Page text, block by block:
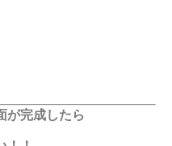
が完成したら